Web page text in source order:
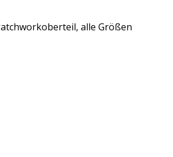
alle Größen